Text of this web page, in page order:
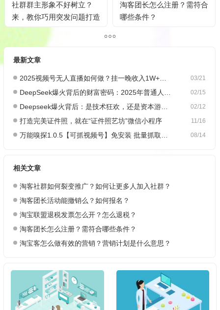
社群群主形象不好树立？
来，教你巧用突发问题打造
社群群主IP！
淘客团长怎么注册？需符合
哪些条件？
最新文章
03/21
2025视频号无人直播如何做？挂一晚收入1W+，这份教程，小白可做~
02/15
DeepSeek爆火背后的财富密码：2025年普通人如何抓住AI创业风口？
02/12
Deepseek爆火背后：是技术狂欢，还是资本游戏？
11/16
打造完美证件照，就在“证件照艺坊”微信小程序
08/14
万能嗅探1.0.5【可抓视频号】免安装 批量抓取媒体文件
相关文章
淘客社群如何裂变推广？如何让更多人加入社群？
淘客团长活动能撤销么？如何报名？
淘宝联盟退税发票怎么开？怎么退税？
淘客团长怎么注册？需符合哪些条件？
淘宝客怎么做有效的营销？营销计划是什么意思？